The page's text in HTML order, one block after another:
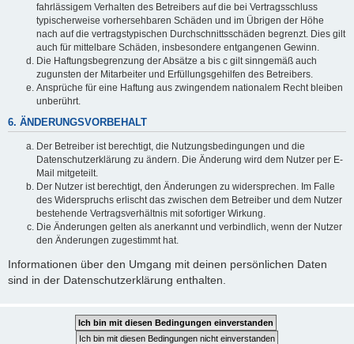
fahrlässigem Verhalten des Betreibers auf die bei Vertragsschluss
typischerweise vorhersehbaren Schäden und im Übrigen der Höhe
nach auf die vertragstypischen Durchschnittsschäden begrenzt. Dies gilt
auch für mittelbare Schäden, insbesondere entgangenen Gewinn.
Die Haftungsbegrenzung der Absätze a bis c gilt sinngemäß auch
zugunsten der Mitarbeiter und Erfüllungsgehilfen des Betreibers.
Ansprüche für eine Haftung aus zwingendem nationalem Recht bleiben
unberührt.
6. ÄNDERUNGSVORBEHALT
Der Betreiber ist berechtigt, die Nutzungsbedingungen und die
Datenschutzerklärung zu ändern. Die Änderung wird dem Nutzer per E-
Mail mitgeteilt.
Der Nutzer ist berechtigt, den Änderungen zu widersprechen. Im Falle
des Widerspruchs erlischt das zwischen dem Betreiber und dem Nutzer
bestehende Vertragsverhältnis mit sofortiger Wirkung.
Die Änderungen gelten als anerkannt und verbindlich, wenn der Nutzer
den Änderungen zugestimmt hat.
Informationen über den Umgang mit deinen persönlichen Daten
sind in der Datenschutzerklärung enthalten.